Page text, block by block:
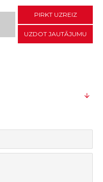
PIRKT UZREIZ
UZDOT JAUTĀJUMU